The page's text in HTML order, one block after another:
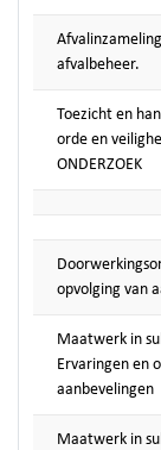
afvalbeheer.
Toezicht en
orde en
ONDERZOEK
opvolging van
Maatwerk in
Ervaringen en
aanbevelingen
Maatwerk in